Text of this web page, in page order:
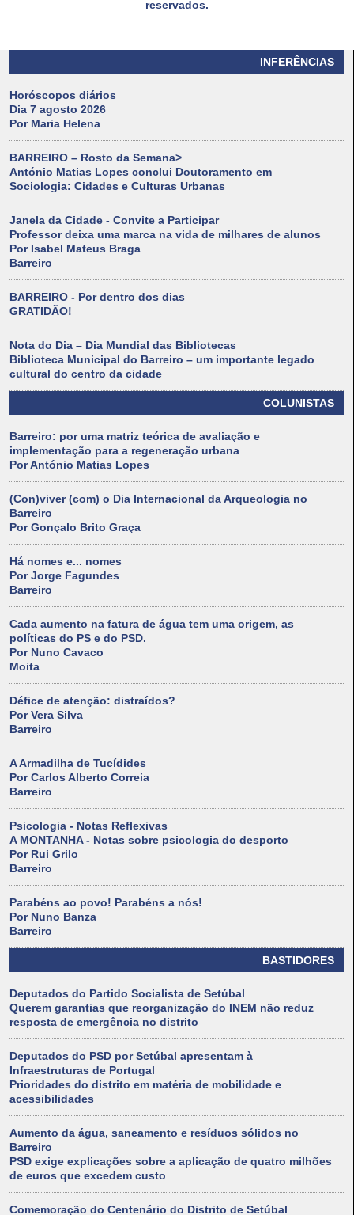
INFERÊNCIAS
Horóscopos diários
Dia 7 agosto 2026
Por Maria Helena
BARREIRO – Rosto da Semana>
António Matias Lopes conclui Doutoramento em
Sociologia: Cidades e Culturas Urbanas
Janela da Cidade - Convite a Participar
Professor deixa uma marca na vida de milhares de alunos
Por Isabel Mateus Braga
Barreiro
BARREIRO - Por dentro dos dias
GRATIDÃO!
Nota do Dia – Dia Mundial das Bibliotecas
Biblioteca Municipal do Barreiro – um importante legado
cultural do centro da cidade
COLUNISTAS
Barreiro: por uma matriz teórica de avaliação e
implementação para a regeneração urbana
Por António Matias Lopes
(Con)viver (com) o Dia Internacional da Arqueologia no
Barreiro
Por Gonçalo Brito Graça
Há nomes e... nomes
Por Jorge Fagundes
Barreiro
Cada aumento na fatura de água tem uma origem, as
políticas do PS e do PSD.
Por Nuno Cavaco
Moita
Défice de atenção: distraídos?
Por Vera Silva
Barreiro
A Armadilha de Tucídides
Por Carlos Alberto Correia
Barreiro
Psicologia - Notas Reflexivas
A MONTANHA - Notas sobre psicologia do desporto
Por Rui Grilo
Barreiro
Parabéns ao povo! Parabéns a nós!
Por Nuno Banza
Barreiro
BASTIDORES
Deputados do Partido Socialista de Setúbal
Querem garantias que reorganização do INEM não reduz
resposta de emergência no distrito
Deputados do PSD por Setúbal apresentam à
Infraestruturas de Portugal
Prioridades do distrito em matéria de mobilidade e
acessibilidades
Aumento da água, saneamento e resíduos sólidos no
Barreiro
PSD exige explicações sobre a aplicação de quatro milhões
de euros que excedem custo
Comemoração do Centenário do Distrito de Setúbal
reservados.